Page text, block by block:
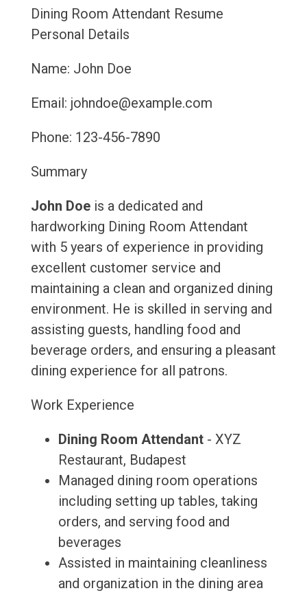
Dining Room Attendant Resume
Personal Details
Name: John Doe
Email: johndoe@example.com
Phone: 123-456-7890
Summary
John Doeis a dedicated and
hardworking Dining Room Attendant
with 5 years of experience in providing
excellent customer service and
maintaining a clean and organized dining
environment. He is skilled in serving and
assisting guests, handling food and
beverage orders, and ensuring a pleasant
dining experience for all patrons.
Work Experience
Dining Room Attendant- XYZ
Restaurant, Budapest
Managed dining room operations
including setting up tables, taking
orders, and serving food and
beverages
Assisted in maintaining cleanliness
and organization in the dining area